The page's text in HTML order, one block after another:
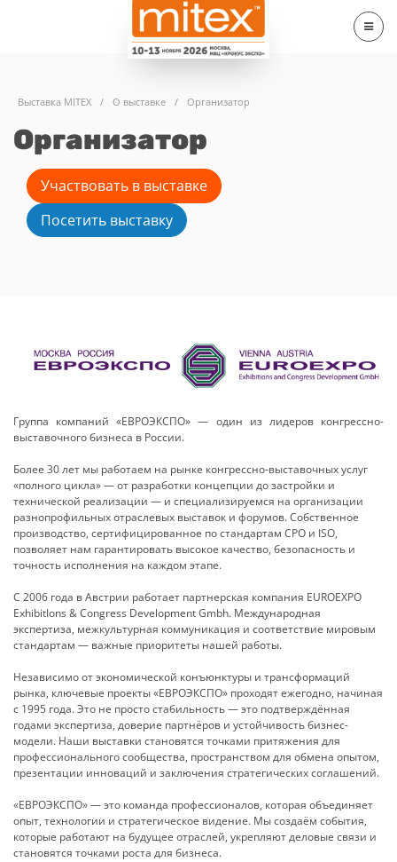
Выставка MITEX / О выставке / Организатор
Организатор
Участвовать в выставке
Посетить выставку
Группа компаний «ЕВРОЭКСПО» — один из лидеров конгрессно-
выставочного бизнеса в России.
Более 30 лет мы работаем на рынке конгрессно-выставочных услуг
«полного цикла» — от разработки концепции до застройки и
технической реализации — и специализируемся на организации
разнопрофильных отраслевых выставок и форумов. Собственное
производство, сертифицированное по стандартам СРО и ISO,
позволяет нам гарантировать высокое качество, безопасность и
точность исполнения на каждом этапе.
С 2006 года в Австрии работает партнерская компания EUROEXPO
ExhibitIons & Congress Development Gmbh. Международная
экспертиза, межкультурная коммуникация и соответствие мировым
стандартам — важные приоритеты нашей работы.
Независимо от экономической конъюнктуры и трансформаций
рынка, ключевые проекты «ЕВРОЭКСПО» проходят ежегодно, начиная
с 1995 года. Это не просто стабильность — это подтверждённая
годами экспертиза, доверие партнёров и устойчивость бизнес-
модели. Наши выставки становятся точками притяжения для
профессионального сообщества, пространством для обмена опытом,
презентации инноваций и заключения стратегических соглашений.
«ЕВРОЭКСПО» — это команда профессионалов, которая объединяет
опыт, технологии и стратегическое видение. Мы создаём события,
которые работают на будущее отраслей, укрепляют деловые связи и
становятся точками роста для бизнеса.